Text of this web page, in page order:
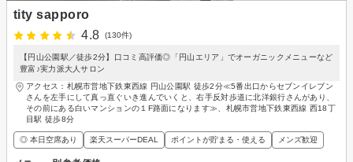
tity sapporo
4.8
(130件)
【円山公園駅／徒歩2分】口コミ高評価◎「円山エリア」でオーガニックメニューなど
豊富♪実力派大人サロン
アクセス：札幌市営地下鉄東西線 円山公園駅 徒歩2分≪5番出口からセブンイレブン
さんを左手にして真っ直ぐいき進んでいくと、右手反対歩道に北洋銀行さんがあり、
その前にある白いマンションの１F路面になります≫、札幌市営地下鉄東西線 西18丁
目駅 徒歩8分
◎ 本日空席あり 楽天スーパーDEAL ポイントが貯まる・使える メンズ歓迎